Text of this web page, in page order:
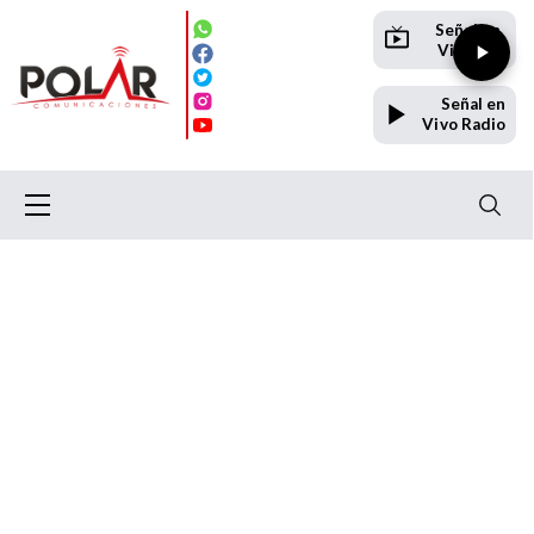
Señal en
Vivo TV
Señal en
Vivo Radio